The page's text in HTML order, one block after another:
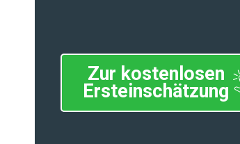
Zur kostenlosen
Ersteinschätzung